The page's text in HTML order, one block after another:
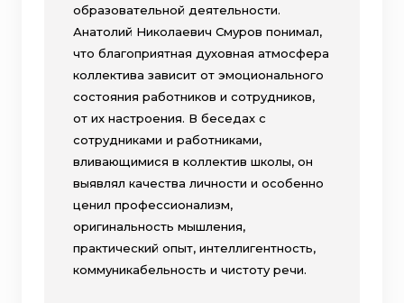
образовательной деятельности.
Анатолий Николаевич Смуров понимал,
что благоприятная духовная атмосфера
коллектива зависит от эмоционального
состояния работников и сотрудников,
от их настроения. В беседах с
сотрудниками и работниками,
вливающимися в коллектив школы, он
выявлял качества личности и особенно
ценил профессионализм,
оригинальность мышления,
практический опыт, интеллигентность,
коммуникабельность и чистоту речи.